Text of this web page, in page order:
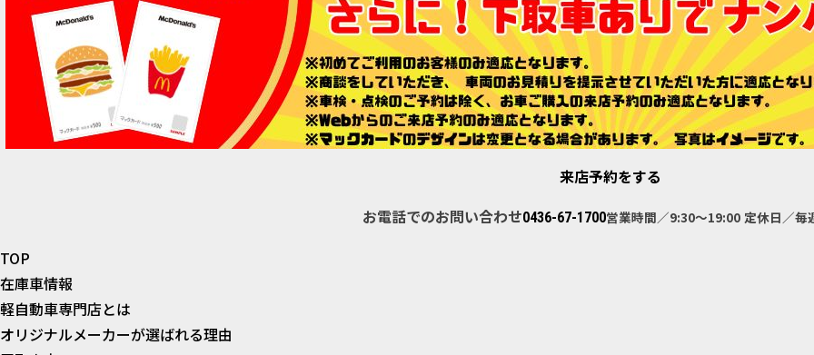
来店予約をする
お電話でのお問い合わせ0436-67-1700営業時間／9:30～19:00 定休日／毎
TOP
在庫車情報
軽自動車専門店とは
オリジナルメーカーが選ばれる理由